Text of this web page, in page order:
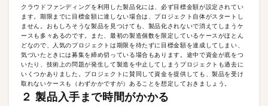
クラウドファンディングを利用した製品化には、必ず目標金額が設定されてい
ます。期限までに目標金額に達しない場合は、プロジェクト自体がスタートし
ません。おもしろそうな製品を見つけても、製品化されないで消えてしまうケ
ースも多々あるのです。また、最初の製造個数を限定しているケースがほとん
どなので、人気のプロジェクトは期限を待たずに目標金額を達成してしまい、
気づいたときには募集を締め切っている場合もあります。途中で資金が底をつ
いたり、技術上の問題が発生して製造を中止してしまうプロジェクトも過去に
いくつかありました。プロジェクトに賛同して資金を提供しても、製品を受け
取れないケースも（わずかかですが）あることを想定しておきましょう。
２ 製品入手まで時間がかかる